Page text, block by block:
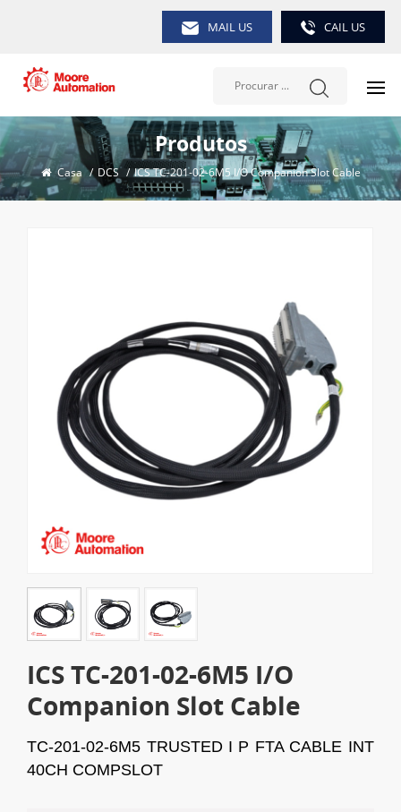
MAIL US CAIL US
Produtos
Casa / DCS / ICS TC-201-02-6M5 I/O Companion Slot Cable
ICS TC-201-02-6M5 I/O
Companion Slot Cable
TC-201-02-6M5 TRUSTED I P FTA CABLE INT
40CH COMPSLOT